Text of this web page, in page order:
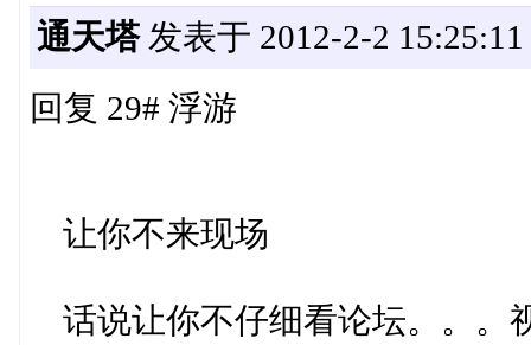
通天塔发表于 2012-2-2 15:25:11
回复 29# 浮游
让你不来现场
话说让你不仔细看论坛。。。